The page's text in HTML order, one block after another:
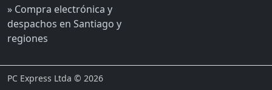
» Compra electrónica y
despachos en Santiago y
regiones
PC Express Ltda © 2026